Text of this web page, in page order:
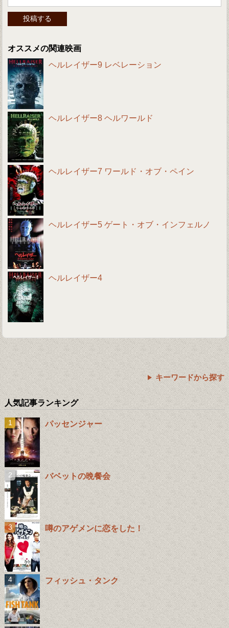
オススメの関連映画
ヘルレイザー9 レベレーション
ヘルレイザー8 ヘルワールド
ヘルレイザー7 ワールド・オブ・ペイン
ヘルレイザー5 ゲート・オブ・インフェルノ
ヘルレイザー4
キーワードから探す
人気記事ランキング
パッセンジャー
バベットの晩餐会
噂のアゲメンに恋をした！
フィッシュ・タンク